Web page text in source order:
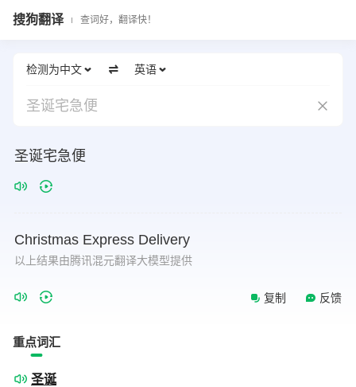
搜狗翻译 查词好，翻译快！
检测为中文 英语
圣诞宅急便
圣诞宅急便
Christmas Express Delivery
以上结果由腾讯混元翻译大模型提供
复制 反馈
重点词汇
圣诞